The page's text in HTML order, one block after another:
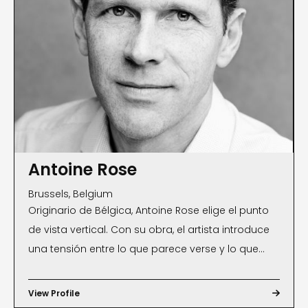
Antoine Rose
Brussels, Belgium
Originario de Bélgica, Antoine Rose elige el punto
de vista vertical. Con su obra, el artista introduce
una tensión entre lo que parece verse y lo que
estética, existe una capa antropológica,
View Profile 